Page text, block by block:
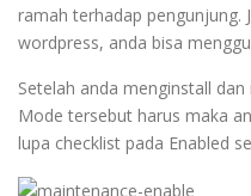
ramah terhadap pengunjung.
wordpress, anda bisa
Setelah anda menginstall
Mode tersebut harus maka
lupa checklist pada Enabled